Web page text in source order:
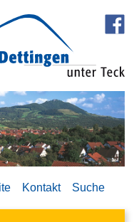
Kontakt Suche